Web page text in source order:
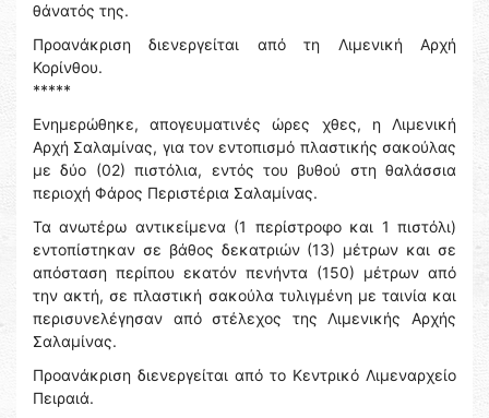
θάνατός της.
Προανάκριση διενεργείται από τη Λιμενική Αρχή
Κορίνθου.
*****
Ενημερώθηκε, απογευματινές ώρες χθες, η Λιμενική
Αρχή Σαλαμίνας, για τον εντοπισμό πλαστικής σακούλας
με δύο (02) πιστόλια, εντός του βυθού στη θαλάσσια
περιοχή Φάρος Περιστέρια Σαλαμίνας.
Τα ανωτέρω αντικείμενα (1 περίστροφο και 1 πιστόλι)
εντοπίστηκαν σε βάθος δεκατριών (13) μέτρων και σε
απόσταση περίπου εκατόν πενήντα (150) μέτρων από
την ακτή, σε πλαστική σακούλα τυλιγμένη με ταινία και
περισυνελέγησαν από στέλεχος της Λιμενικής Αρχής
Σαλαμίνας.
Προανάκριση διενεργείται από το Κεντρικό Λιμεναρχείο
Πειραιά.